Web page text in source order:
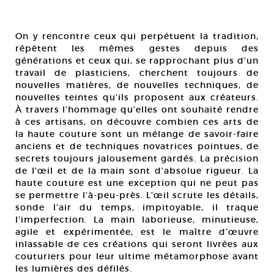
On y rencontre ceux qui perpétuent la tradition,
répètent les mêmes gestes depuis des
générations et ceux qui, se rapprochant plus d’un
travail de plasticiens, cherchent toujours de
nouvelles matières, de nouvelles techniques, de
nouvelles teintes qu’ils proposent aux créateurs.
À travers l’hommage qu’elles ont souhaité rendre
à ces artisans, on découvre combien ces arts de
la haute couture sont un mélange de savoir-faire
anciens et de techniques novatrices pointues, de
secrets toujours jalousement gardés. La précision
de l’œil et de la main sont d’absolue rigueur. La
haute couture est une exception qui ne peut pas
se permettre l’à-peu-près. L’œil scrute les détails,
sonde l’air du temps, impitoyable, il traque
l’imperfection. La main laborieuse, minutieuse,
agile et expérimentée, est le maître d’œuvre
inlassable de ces créations qui seront livrées aux
couturiers pour leur ultime métamorphose avant
les lumières des défilés.